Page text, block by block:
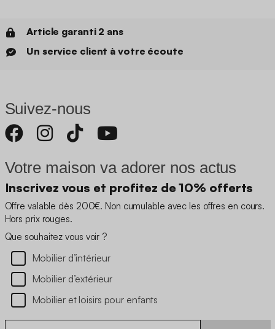
Article garanti 2 ans
Un service client à votre écoute
Suivez-nous
Votre maison va adorer nos actus
Inscrivez vous et profitez de 10% offerts
Offre valable dès 200€. Non cumulable avec les offres en cours.
Hors prix rouges.
Que souhaitez vous voir ?
Mobilier d’intérieur
Mobilier d’extérieur
Mobilier et loisirs pour enfants